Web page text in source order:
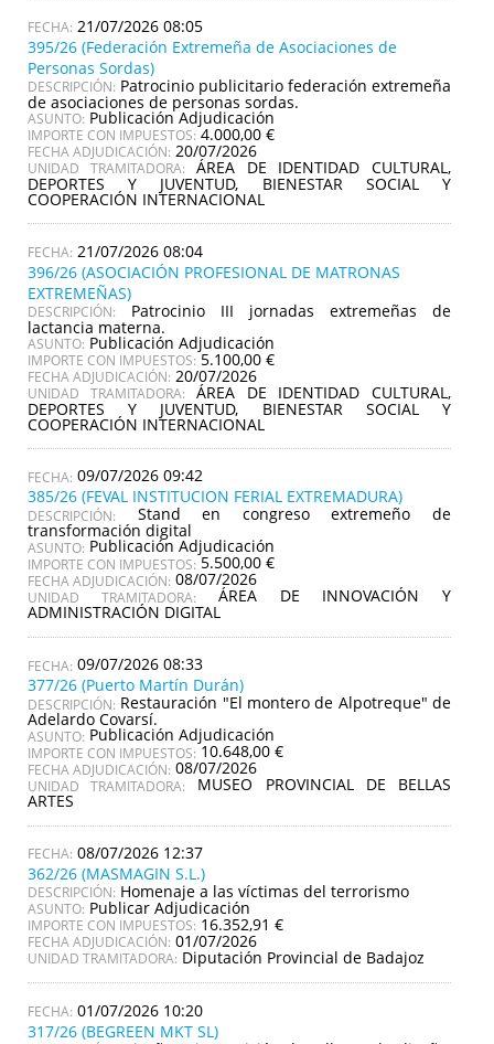
21/07/2026 08:05
395/26 (Federación Extremeña de Asociaciones de
Personas Sordas)
DESCRIPCIÓN: Patrocinio publicitario federación extremeña
de asociaciones de personas sordas.
ASUNTO: Publicación Adjudicación
IMPORTE CON IMPUESTOS: 4.000,00 €
FECHA ADJUDICACIÓN: 20/07/2026
UNIDAD TRAMITADORA: ÁREA DE IDENTIDAD CULTURAL,
DEPORTES Y JUVENTUD, BIENESTAR SOCIAL Y
COOPERACIÓN INTERNACIONAL
21/07/2026 08:04
396/26 (ASOCIACIÓN PROFESIONAL DE MATRONAS
EXTREMEÑAS)
DESCRIPCIÓN: Patrocinio III jornadas extremeñas de
lactancia materna.
ASUNTO: Publicación Adjudicación
IMPORTE CON IMPUESTOS: 5.100,00 €
FECHA ADJUDICACIÓN: 20/07/2026
UNIDAD TRAMITADORA: ÁREA DE IDENTIDAD CULTURAL,
DEPORTES Y JUVENTUD, BIENESTAR SOCIAL Y
COOPERACIÓN INTERNACIONAL
09/07/2026 09:42
385/26 (FEVAL INSTITUCION FERIAL EXTREMADURA)
DESCRIPCIÓN: Stand en congreso extremeño de
transformación digital
ASUNTO: Publicación Adjudicación
IMPORTE CON IMPUESTOS: 5.500,00 €
FECHA ADJUDICACIÓN: 08/07/2026
UNIDAD TRAMITADORA: ÁREA DE INNOVACIÓN Y
ADMINISTRACIÓN DIGITAL
09/07/2026 08:33
377/26 (Puerto Martín Durán)
DESCRIPCIÓN: Restauración "El montero de Alpotreque" de
Adelardo Covarsí.
ASUNTO: Publicación Adjudicación
IMPORTE CON IMPUESTOS: 10.648,00 €
FECHA ADJUDICACIÓN: 08/07/2026
UNIDAD TRAMITADORA: MUSEO PROVINCIAL DE BELLAS
ARTES
08/07/2026 12:37
362/26 (MASMAGIN S.L.)
DESCRIPCIÓN: Homenaje a las víctimas del terrorismo
ASUNTO: Publicar Adjudicación
IMPORTE CON IMPUESTOS: 16.352,91 €
FECHA ADJUDICACIÓN: 01/07/2026
UNIDAD TRAMITADORA: Diputación Provincial de Badajoz
01/07/2026 10:20
317/26 (BEGREEN MKT SL)